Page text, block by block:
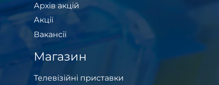
Архів акцій
Акції
Вакансії
Магазин
Телевізійні приставки